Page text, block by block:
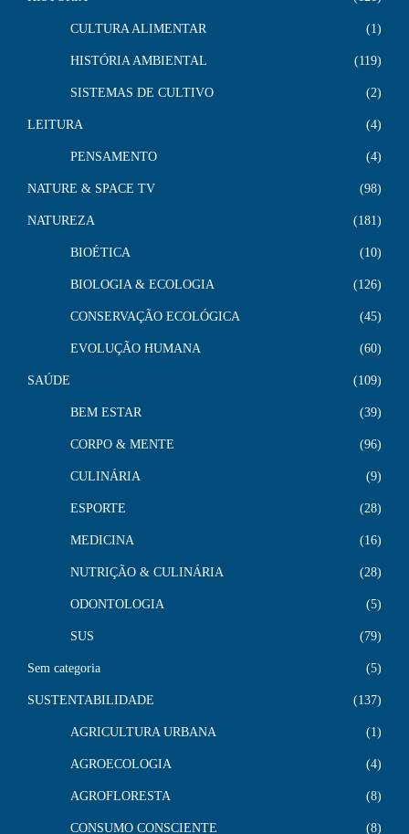
CULTURA ALIMENTAR 1
HISTÓRIA AMBIENTAL 119
SISTEMAS DE CULTIVO 2
LEITURA 4
PENSAMENTO 4
NATURE & SPACE TV 98
NATUREZA 181
BIOÉTICA 10
BIOLOGIA & ECOLOGIA 126
CONSERVAÇÃO ECOLÓGICA 45
EVOLUÇÃO HUMANA 60
SAÚDE 109
BEM ESTAR 39
CORPO & MENTE 96
CULINÁRIA 9
ESPORTE 28
MEDICINA 16
NUTRIÇÃO & CULINÁRIA 28
ODONTOLOGIA 5
SUS 79
Sem categoria 5
SUSTENTABILIDADE 137
AGRICULTURA URBANA 1
AGROECOLOGIA 4
AGROFLORESTA 8
CONSUMO CONSCIENTE 8